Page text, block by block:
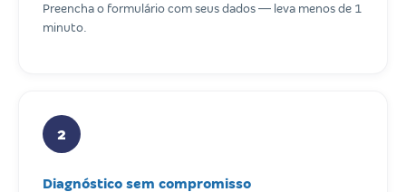
Preencha o formulário com seus dados — leva menos de 1
minuto.
2
Diagnóstico sem compromisso